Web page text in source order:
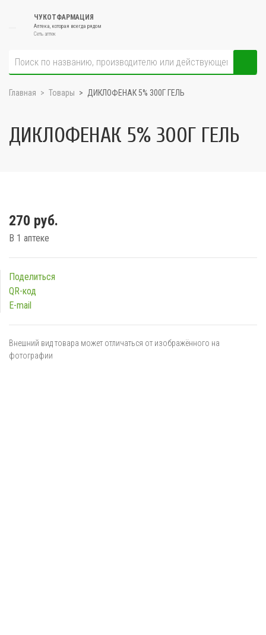
ЧУКОТФАРМАЦИЯ
Аптека, которая всегда рядом
Сеть аптек
Главная Товары ДИКЛОФЕНАК 5% 300Г ГЕЛЬ
ДИКЛОФЕНАК 5% 300Г ГЕЛЬ
270 руб.
В 1 аптеке
Поделиться
QR-код
E-mail
Внешний вид товара может отличаться от изображённого на
фотографии